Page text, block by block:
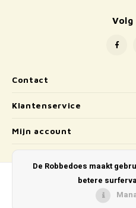
Contact
Volg
Klantenservice
Mijn account
© Copyright 2026 De Robbedoes -
De Robbedoes maakt
betere